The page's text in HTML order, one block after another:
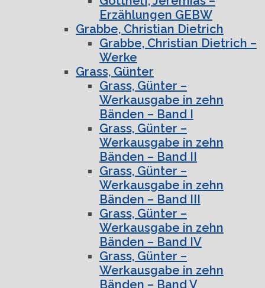
Erzählungen GEBW
Grabbe, Christian Dietrich
Grabbe, Christian Dietrich –
Werke
Grass, Günter
Grass, Günter –
Werkausgabe in zehn
Bänden – Band I
Grass, Günter –
Werkausgabe in zehn
Bänden – Band II
Grass, Günter –
Werkausgabe in zehn
Bänden – Band III
Grass, Günter –
Werkausgabe in zehn
Bänden – Band IV
Grass, Günter –
Werkausgabe in zehn
Bänden – Band V